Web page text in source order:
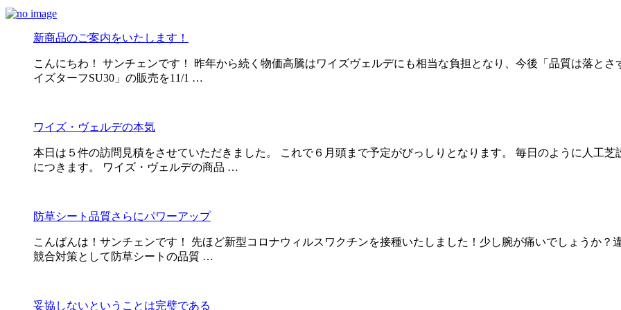
新商品のご案内をいたします！
こんにちわ！ サンチェンです！ 昨年から続く物価高騰はワイズヴェルデにも相当な負担となり、今後「品質は落と
イズターフSU30」の販売を11/1 …
ワイズ・ヴェルデの本気
本日は５件の訪問見積をさせていただきました。 これで６月頭まで予定がびっしりとなります。 毎日のように人工
につきます。 ワイズ・ヴェルデの商品 …
防草シート品質さらにパワーアップ
こんばんは！サンチェンです！ 先ほど新型コロナウィルスワクチンを接種いたしました！少し腕が痛いでしょうか
競合対策として防草シートの品質 …
妥協しないということは完璧である